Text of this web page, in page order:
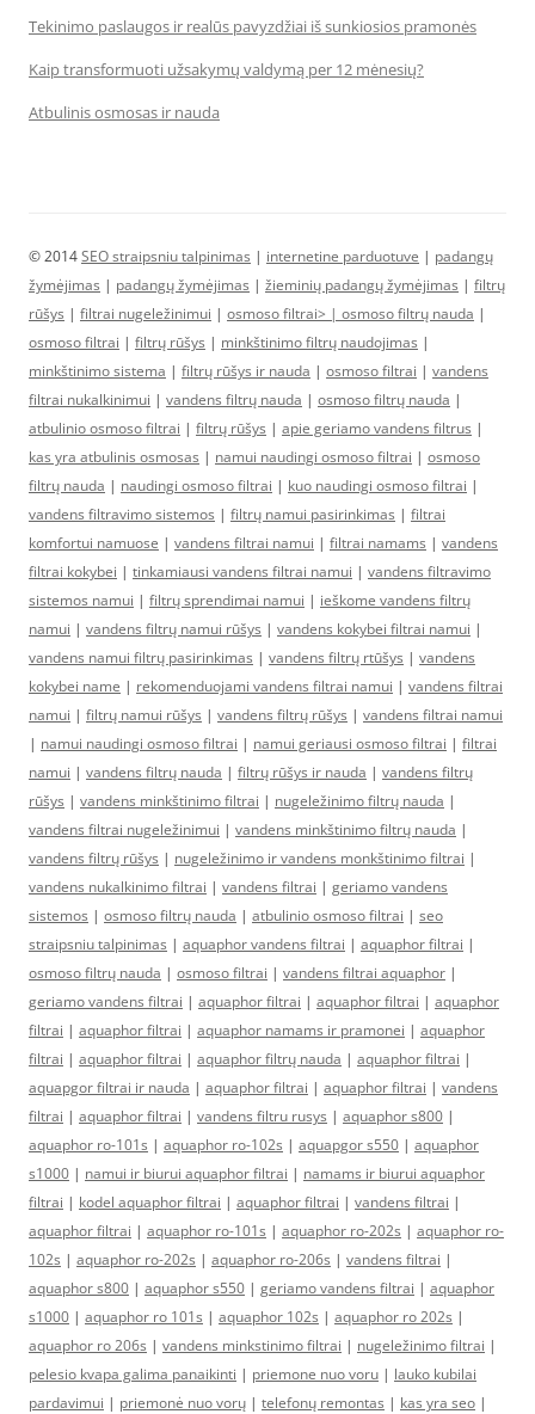
Tekinimo paslaugos ir realūs pavyzdžiai iš sunkiosios pramonės
Kaip transformuoti užsakymų valdymą per 12 mėnesių?
Atbulinis osmosas ir nauda
© 2014SEO straipsniu talpinimas | internetine parduotuve | padangų
žymėjimas | padangų žymėjimas | žieminių padangų žymėjimas | filtrų
rūšys | filtrai nugeležinimui | osmoso filtrai> | osmoso filtrų nauda |
osmoso filtrai | filtrų rūšys | minkštinimo filtrų naudojimas |
minkštinimo sistema | filtrų rūšys ir nauda | osmoso filtrai | vandens
filtrai nukalkinimui | vandens filtrų nauda | osmoso filtrų nauda |
atbulinio osmoso filtrai | filtrų rūšys | apie geriamo vandens filtrus |
kas yra atbulinis osmosas | namui naudingi osmoso filtrai | osmoso
filtrų nauda | naudingi osmoso filtrai | kuo naudingi osmoso filtrai |
vandens filtravimo sistemos | filtrų namui pasirinkimas | filtrai
komfortui namuose | vandens filtrai namui | filtrai namams | vandens
filtrai kokybei | tinkamiausi vandens filtrai namui | vandens filtravimo
sistemos namui | filtrų sprendimai namui | ieškome vandens filtrų
namui | vandens filtrų namui rūšys | vandens kokybei filtrai namui |
vandens namui filtrų pasirinkimas | vandens filtrų rtūšys | vandens
kokybei name | rekomenduojami vandens filtrai namui | vandens filtrai
namui | filtrų namui rūšys | vandens filtrų rūšys | vandens filtrai namui
| namui naudingi osmoso filtrai | namui geriausi osmoso filtrai | filtrai
namui | vandens filtrų nauda | filtrų rūšys ir nauda | vandens filtrų
rūšys | vandens minkštinimo filtrai | nugeležinimo filtrų nauda |
vandens filtrai nugeležinimui | vandens minkštinimo filtrų nauda |
vandens filtrų rūšys | nugeležinimo ir vandens monkštinimo filtrai |
vandens nukalkinimo filtrai | vandens filtrai | geriamo vandens
sistemos | osmoso filtrų nauda | atbulinio osmoso filtrai | seo
straipsniu talpinimas | aquaphor vandens filtrai | aquaphor filtrai |
osmoso filtrų nauda | osmoso filtrai | vandens filtrai aquaphor |
geriamo vandens filtrai | aquaphor filtrai | aquaphor filtrai | aquaphor
filtrai | aquaphor filtrai | aquaphor namams ir pramonei | aquaphor
filtrai | aquaphor filtrai | aquaphor filtrų nauda | aquaphor filtrai |
aquapgor filtrai ir nauda | aquaphor filtrai | aquaphor filtrai | vandens
filtrai | aquaphor filtrai | vandens filtru rusys | aquaphor s800 |
aquaphor ro-101s | aquaphor ro-102s | aquapgor s550 | aquaphor
s1000 | namui ir biurui aquaphor filtrai | namams ir biurui aquaphor
filtrai | kodel aquaphor filtrai | aquaphor filtrai | vandens filtrai |
aquaphor filtrai | aquaphor ro-101s | aquaphor ro-202s | aquaphor ro-
102s | aquaphor ro-202s | aquaphor ro-206s | vandens filtrai |
aquaphor s800 | aquaphor s550 | geriamo vandens filtrai | aquaphor
s1000 | aquaphor ro 101s | aquaphor 102s | aquaphor ro 202s |
aquaphor ro 206s | vandens minkstinimo filtrai | nugeležinimo filtrai |
pelesio kvapa galima panaikinti | priemone nuo voru | lauko kubilai
pardavimui | priemonė nuo vorų | telefonų remontas | kas yra seo |